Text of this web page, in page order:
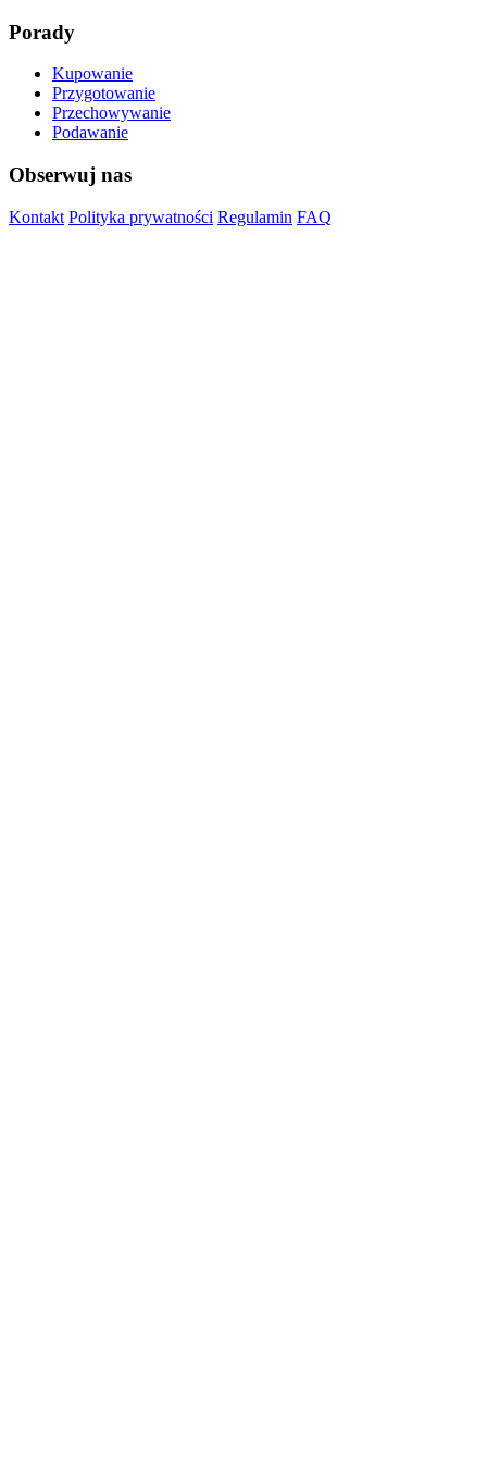
Porady
Kupowanie
Przygotowanie
Przechowywanie
Podawanie
Obserwuj nas
Kontakt Polityka prywatności Regulamin FAQ